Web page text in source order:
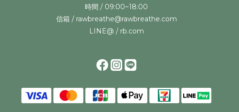
時間 / 09:00~18:00
信箱 / rawbreathe@rawbreathe.com
LINE@ / rb.com